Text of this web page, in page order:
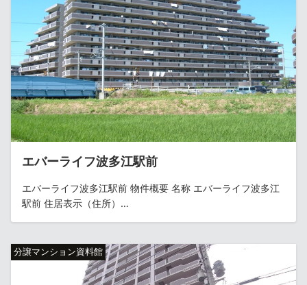
エバーライフ波多江駅前
エバーライフ波多江駅前 物件概要 名称 エバーライフ波多江
駅前 住居表示（住所）…
分譲マンション資料館